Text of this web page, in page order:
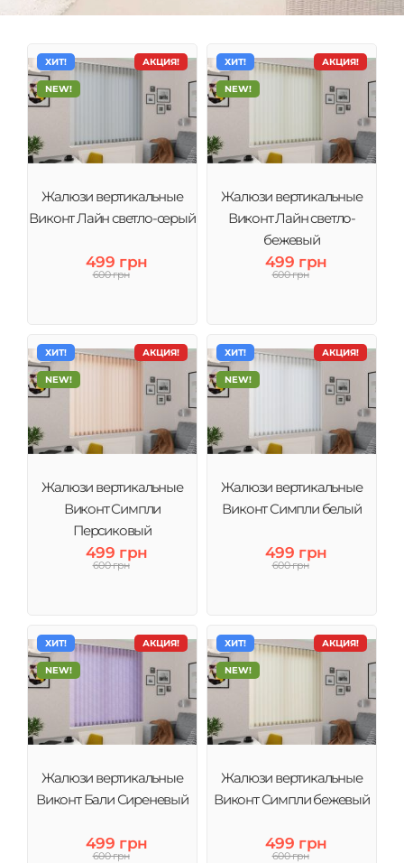
Вертикальные жалюзи
Вертикальные жалюзи являются одним из самых
распространенных и известных типов жалюзи.
Причиной этому является то, что они подходят
АКЦИЯ!
ХИТ!
NEW!
Жалюзи вертикальные
Виконт Лайн светло-серый
499 грн
600 грн
АКЦИЯ!
ХИТ!
NEW!
Жалюзи вертикальные
Виконт Лайн светло-
бежевый
499 грн
600 грн
АКЦИЯ!
ХИТ!
NEW!
Жалюзи вертикальные
Виконт Симпли
Персиковый
499 грн
600 грн
АКЦИЯ!
ХИТ!
NEW!
Жалюзи вертикальные
Виконт Симпли белый
499 грн
600 грн
АКЦИЯ!
ХИТ!
NEW!
Жалюзи вертикальные
Виконт Бали Сиреневый
499 грн
600 грн
АКЦИЯ!
ХИТ!
NEW!
Жалюзи вертикальные
Виконт Симпли бежевый
499 грн
600 грн